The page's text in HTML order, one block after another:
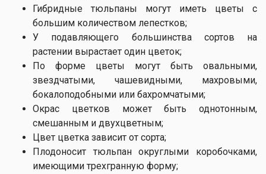
Гибридные тюльпаны могут иметь цветы с
большим количеством лепестков;
У подавляющего большинства сортов на
растении вырастает один цветок;
По форме цветы могут быть овальными,
звездчатыми, чашевидными, махровыми,
бокалоподобными или бахромчатыми;
Окрас цветков может быть однотонным,
смешанным и двухцветным;
Цвет цветка зависит от сорта;
Плодоносит тюльпан округлыми коробочками,
имеющими трехгранную форму;